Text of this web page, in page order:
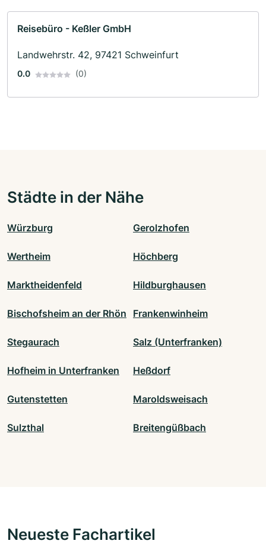
Reisebüro - Keßler GmbH
Landwehrstr. 42, 97421 Schweinfurt
0.0 (0)
Städte in der Nähe
Würzburg Gerolzhofen
Wertheim Höchberg
Marktheidenfeld Hildburghausen
Bischofsheim an der Rhön Frankenwinheim
Stegaurach Salz (Unterfranken)
Hofheim in Unterfranken Heßdorf
Gutenstetten Maroldsweisach
Sulzthal Breitengüßbach
Neueste Fachartikel